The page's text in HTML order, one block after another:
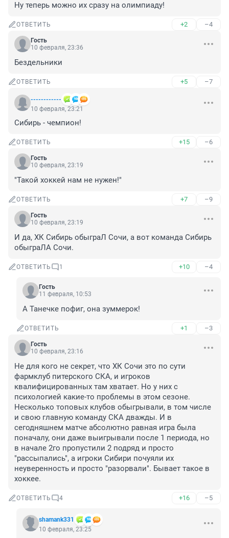
Ну теперь можно их сразу на олимпиаду!
ОТВЕТИТЬ +2 –4
Гость
10 февраля, 23:36
Бездельники
ОТВЕТИТЬ +5 –7
------------
10 февраля, 23:21
Сибирь - чемпион!
ОТВЕТИТЬ +15 –6
Гость
10 февраля, 23:19
"Такой хоккей нам не нужен!"
ОТВЕТИТЬ +7 –9
Гость
10 февраля, 23:19
И да, ХК Сибирь обыграЛ Сочи, а вот команда Сибирь
обыграЛА Сочи.
ОТВЕТИТЬ 1 +10 –4
Гость
11 февраля, 10:53
А Танечке пофиг, она зуммерок!
ОТВЕТИТЬ +1 –3
Гость
10 февраля, 23:16
Не для кого не секрет, что ХК Сочи это по сути
фармклуб питерского СКА, и игроков
квалифицированных там хватает. Но у них с
психологией какие-то проблемы в этом сезоне.
Несколько топовых клубов обыгрывали, в том числе
и свою главную команду СКА дважды. И в
сегодняшнем матче абсолютно равная игра была
поначалу, они даже выигрывали после 1 периода, но
в начале 2го пропустили 2 подряд и просто
"рассыпались", а игроки Сибири почуяли их
неуверенность и просто "разорвали". Бывает такое в
хоккее.
ОТВЕТИТЬ 4 +16 –5
shamank331
10 февраля, 23:25